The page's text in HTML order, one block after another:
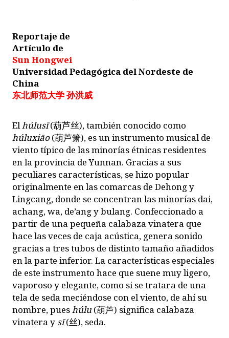
Reportaje de
Artículo de
Sun Hongwei
Universidad Pedagógica del Nordeste de
China
东北师范大学 孙洪威
Elhúlusī(葫芦丝), también conocido como
húluxiāo(葫芦箫), es un instrumento musical de
viento típico de las minorías étnicas residentes
en la provincia de Yunnan. Gracias a sus
peculiares características, se hizo popular
originalmente en las comarcas de Dehong y
Lingcang, donde se concentran las minorías dai,
achang, wa, de’ang y bulang. Confeccionado a
partir de una pequeña calabaza vinatera que
hace las veces de caja acústica, genera sonido
gracias a tres tubos de distinto tamaño añadidos
en la parte inferior. La características especiales
de este instrumento hace que suene muy ligero,
vaporoso y elegante, como si se tratara de una
tela de seda meciéndose con el viento, de ahí su
nombre, pueshúlu (葫芦) significa calabaza
vinatera y sī(丝), seda.